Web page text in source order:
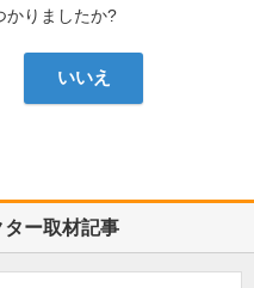
かりましたか?
いいえ
ター取材記事